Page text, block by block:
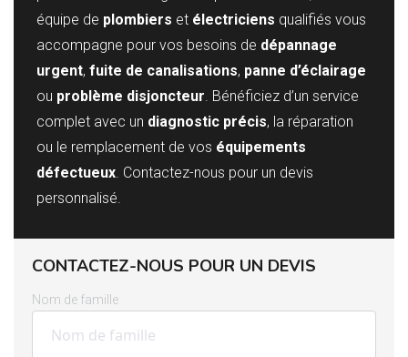
équipe de plombiers et électriciens qualifiés vous
accompagne pour vos besoins de dépannage
urgent, fuite de canalisations, panne d’éclairage
ou problème disjoncteur. Bénéficiez d’un service
complet avec un diagnostic précis, la réparation
ou le remplacement de vos équipements
défectueux. Contactez-nous pour un devis
personnalisé.
CONTACTEZ-NOUS POUR UN DEVIS
Nom de famille